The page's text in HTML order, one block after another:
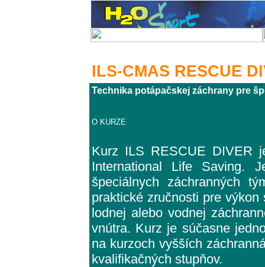
ILS-CMAS RESCUE
Technika potápačskej záchrany pre
O KURZE
Kurz ILS RESCUE DIVER
International Life Saving.
špeciálnych záchranných
praktické zručnosti pre
lodnej alebo vodnej
vnútra. Kurz je súčasne
na kurzoch vyšších
kvalifikačných stupňov.